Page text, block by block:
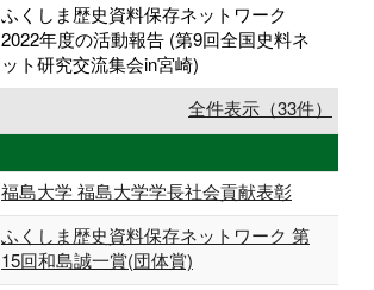
ふくしま歴史資料保存ネットワーク
2022年度の活動報告 (第9回全国史料ネ
ット研究交流集会in宮崎)
全件表示（33件）
福島大学 福島大学学長社会貢献表彰
ふくしま歴史資料保存ネットワーク 第
15回和島誠一賞(団体賞)